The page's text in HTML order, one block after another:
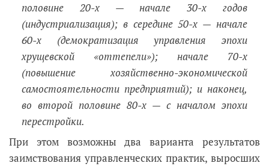
половине 20-х — начале 30-х годов
(индустриализация); в середине 50-х — начале
60-х (демократизация управления эпохи
хрущевской «оттепели»); начале 70-х
(повышение хозяйственно-экономической
самостоятельности предприятий); и наконец,
во второй половине 80-х — с началом эпохи
перестройки.
При этом возможны два варианта результатов
заимствования управленческих практик, выросших